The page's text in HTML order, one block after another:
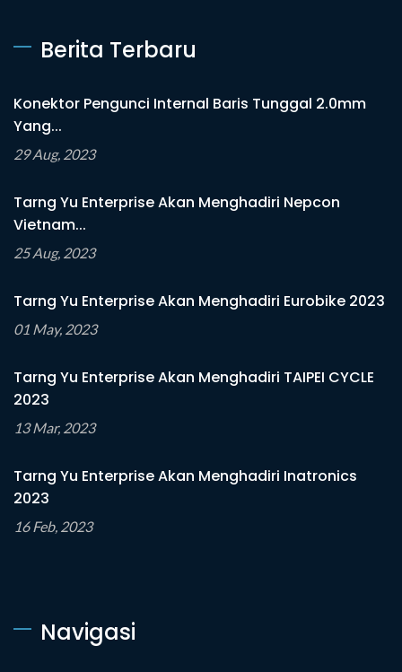
Berita Terbaru
Konektor Pengunci Internal Baris Tunggal 2.0mm
Yang...
29 Aug, 2023
Tarng Yu Enterprise Akan Menghadiri Nepcon
Vietnam...
25 Aug, 2023
Tarng Yu Enterprise Akan Menghadiri Eurobike 2023
01 May, 2023
Tarng Yu Enterprise Akan Menghadiri TAIPEI CYCLE
2023
13 Mar, 2023
Tarng Yu Enterprise Akan Menghadiri Inatronics
2023
16 Feb, 2023
Navigasi